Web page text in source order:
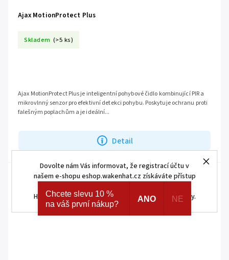
Dovolte nám Vás informovat, že registrací účtu v
našem e-shopu eshop.wakenhat.cz získáváte přístup
HOMEMATIC IP. Navíc registrací získáváte různé slevy.
Ajax MotionProtect Plus
Skladem (>5 ks)
Detail
Ajax MotionProtect Plus je inteligentní pohybové čidlo kombinující PIR a
mikrovlnný senzor pro efektivní detekci pohybu. Poskytuje ochranu proti
falešným poplachům a je ideální...
Chcete slevu 10 %
na váš první nákup?
ANO NE